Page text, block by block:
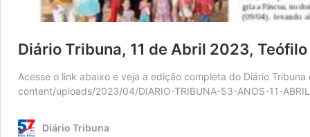
Diário Tribuna, 11 de Abril 2023, Teófilo
Acesse o link abaixo e veja a edição completa do Diário
content/uploads/2023/04/DIARIO-TRIBUNA-53-ANOS-11-
Diário Tribuna